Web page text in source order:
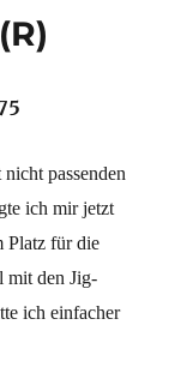
passenden
ich mir jetzt
Platz für die
mit den Jig-
ich einfacher